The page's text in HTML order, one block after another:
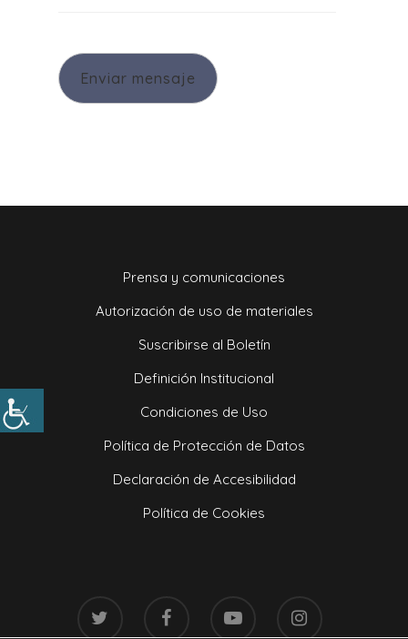
Prensa y comunicaciones
Autorización de uso de materiales
Suscribirse al Boletín
Definición Institucional
Condiciones de Uso
Política de Protección de Datos
Declaración de Accesibilidad
Política de Cookies